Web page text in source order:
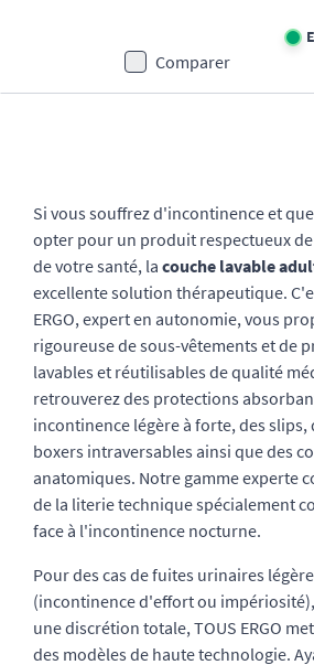
Comparer
Si vous souffrez d'incontinence et
opter pour un produit respectueux
de votre santé, la couche lavable
excellente solution thérapeutique.
ERGO, expert en autonomie, vous
rigoureuse de sous-vêtements et de
lavables et réutilisables de qualité
retrouverez des protections
incontinence légère à forte, des slips,
boxers intraversables ainsi que des
anatomiques. Notre gamme experte
de la literie technique spécialement
face à l'incontinence nocturne.
Pour des cas de fuites urinaires
(incontinence d'effort ou
une discrétion totale, TOUS ERGO
des modèles de haute technologie.